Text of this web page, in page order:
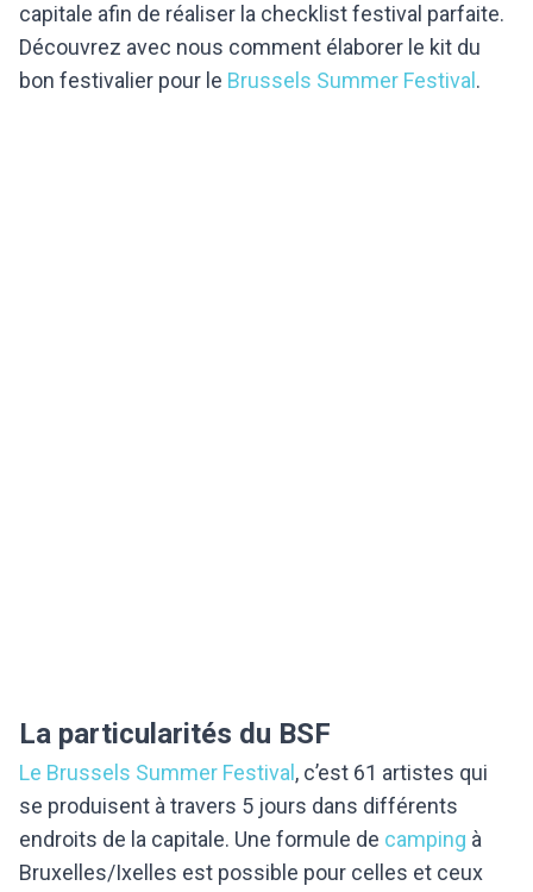
capitale afin de réaliser la checklist festival parfaite.
Découvrez avec nous comment élaborer le kit du
bon festivalier pour le Brussels Summer Festival .
La particularités du BSF
Le Brussels Summer Festival , c’est 61 artistes qui
se produisent à travers 5 jours dans différents
endroits de la capitale. Une formule de camping à
Bruxelles/Ixelles est possible pour celles et ceux